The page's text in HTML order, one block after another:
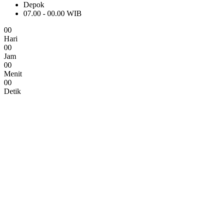
Depok
07.00 - 00.00 WIB
00
Hari
00
Jam
00
Menit
00
Detik